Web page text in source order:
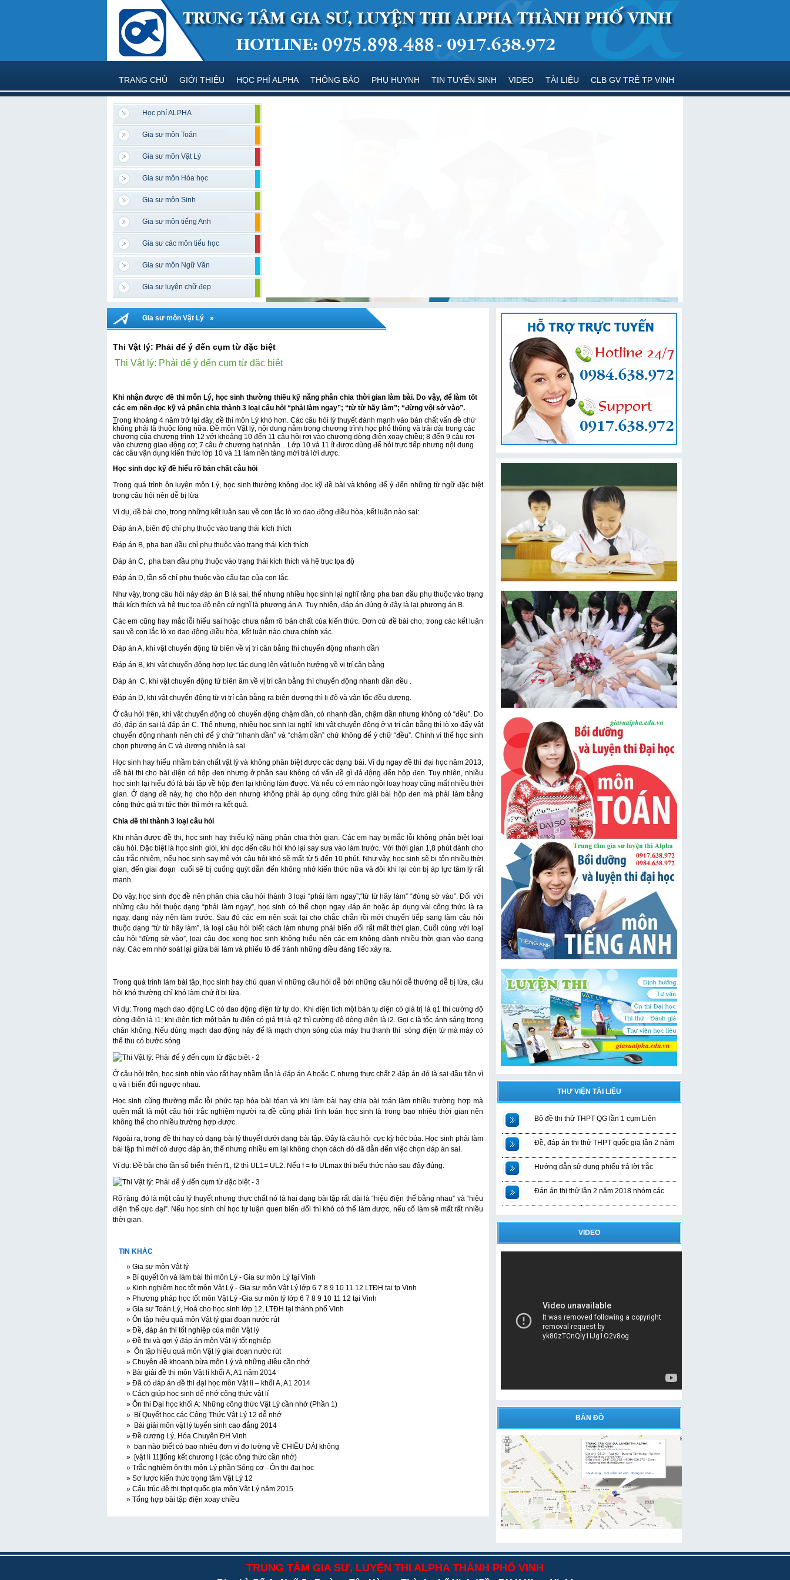
TRANG CHỦ GIỚI THIỆU HỌC PHÍ ALPHA THÔNG BÁO PHỤ HUYNH TIN TUYỂN SINH VIDEO TÀI LIỆU CLB GV TRẺ TP VINH
Học phí ALPHA
Gia sư môn Toán
Gia sư môn Vật Lý
Gia sư môn Hóa học
Gia sư môn Sinh
Gia sư môn tiếng Anh
Gia sư các môn tiểu học
Gia sư môn Ngữ Văn
Gia sư luyện chữ đẹp
Gia sư môn Vật Lý »
Thi Vật lý: Phải để ý đến cụm từ đặc biệt
Thi Vật lý: Phải để ý đến cụm từ đặc biệt
Khi nhận được đề thi môn Lý, học sinh thường thiếu kỹ năng phân chia thời gian làm bài. Do vậy, để làm tốt
các em nên đọc kỹ và phân chia thành 3 loại câu hỏi “phải làm ngay”; “từ từ hãy làm”; “đừng vội sờ vào”.
Trong khoảng 4 năm trở lại đây, đề thi môn Lý khó hơn. Các câu hỏi lý thuyết đánh mạnh vào bản chất vấn đề chứ
không phải là thuộc lòng nữa. Đề môn Vật lý, nội dung nằm trong chương trình học phổ thông và trải dài trong các
chương của chương trình 12 với khoảng 10 đến 11 câu hỏi rơi vào chương dòng điện xoay chiều; 8 đến 9 câu rơi
vào chương giao động cơ; 7 câu ở chương hạt nhân…Lớp 10 và 11 ít được dùng để hỏi trực tiếp nhưng nội dung
các câu vận dụng kiến thức lớp 10 và 11 làm nền tảng mới trả lời được.
Học sinh dọc kỹ đề hiểu rõ bản chất câu hỏi
Trong quá trình ôn luyện môn Lý, học sinh thường không đọc kỹ đề bài và không để ý đến những từ ngữ đặc biệt
trong câu hỏi nên dễ bị lừa
Ví dụ, đề bài cho, trong những kết luận sau về con lắc lò xo dao động điều hòa, kết luận nào sai:
Đáp án A, biên độ chỉ phụ thuộc vào trạng thái kích thích
Đáp án B, pha ban đầu chỉ phụ thuộc vào trạng thái kích thích
Đáp án C, pha ban đầu phụ thuộc vào trạng thái kích thích và hệ trục tọa độ
Đáp án D, tần số chỉ phụ thuộc vào cấu tạo của con lắc.
Như vậy, trong câu hỏi này đáp án B là sai, thế nhưng nhiều học sinh lại nghĩ rằng pha ban đầu phụ thuộc vào trạng
thái kích thích và hệ trục tọa độ nên cứ nghĩ là phương án A. Tuy nhiên, đáp án đúng ở đây là lại phương án B.
Các em cũng hay mắc lỗi hiểu sai hoặc chưa nắm rõ bản chất của kiến thức. Đơn cử đề bài cho, trong các kết luận
sau về con lắc lò xo dao động điều hòa, kết luận nào chưa chính xác.
Đáp án A, khi vật chuyển động từ biên về vị trí cân bằng thì chuyển động nhanh dần
Đáp án B, khi vật chuyển động hợp lực tác dụng lên vật luôn hướng về vị trí cân bằng
Đáp án C, khi vật chuyển động từ biên âm về vị trí cân bằng thì chuyển động nhanh dần đều .
Đáp án D, khi vật chuyển động từ vị trí cân bằng ra biên dương thì li độ và vận tốc đều dương.
Ở câu hỏi trên, khi vật chuyển động có chuyển động chậm dần, có nhanh dần, chậm dần nhưng không có “đều”. Do
đó, đáp án sai là đáp án C. Thế nhưng, nhiều học sinh lại nghĩ khi vật chuyển động ở vị trí cân bằng thì lò xo đẩy vật
chuyển động nhanh nên chỉ để ý chữ “nhanh dần” và “chậm dần” chứ không để ý chữ “đều”. Chính vì thế học sinh
chọn phương án C và đương nhiên là sai.
Học sinh hay hiểu nhầm bản chất vật lý và không phân biệt được các dạng bài. Ví dụ ngay đề thi đại học năm 2013,
đề bài thi cho bài điện có hộp đen nhưng ở phần sau không có vấn đề gì đả động đến hộp đen. Tuy nhiên, nhiều
học sinh lại hiểu đó là bài tập về hộp đen lại không làm được. Và nếu có em nào ngồi loay hoay cũng mất nhiều thời
gian. Ở dạng đề này, họ cho hộp đen nhưng không phải áp dụng công thức giải bài hộp đen mà phải làm bằng
công thức giá trị tức thời thì mới ra kết quả.
Chia đề thi thành 3 loại câu hỏi
Khi nhận được đề thi, học sinh hay thiếu kỹ năng phân chia thời gian. Các em hay bị mắc lỗi không phân biệt loại
câu hỏi. Đặc biệt là học sinh giỏi, khi đọc đến câu hỏi khó lại say sưa vào làm trước. Với thời gian 1,8 phút dành cho
câu trắc nhiệm, nếu học sinh say mê với câu hỏi khó sẽ mất từ 5 đến 10 phút. Như vậy, học sinh sẽ bị tốn nhiều thời
gian, đến giai đoạn cuối sẽ bị cuống quýt dẫn đến không nhớ kiến thức nữa và đôi khi lại còn bị áp lực tâm lý rất
mạnh.
Do vậy, học sinh đọc đề nên phân chia câu hỏi thành 3 loại “phải làm ngay”;“từ từ hãy làm” “đừng sờ vào”. Đối với
những câu hỏi thuộc dạng “phải làm ngay”, học sinh có thể chọn ngay đáp án hoặc áp dụng vài công thức là ra
ngay, dạng này nên làm trước. Sau đó các em nên soát lại cho chắc chắn rồi mới chuyển tiếp sang làm câu hỏi
thuộc dạng “từ từ hãy làm”, là loại câu hỏi biết cách làm nhưng phải biến đổi rất mất thời gian. Cuối cùng với loại
câu hỏi “đừng sờ vào”, loại câu đọc xong học sinh không hiểu nên các em không dành nhiều thời gian vào dạng
này. Các em nhớ soát lại giữa bài làm và phiếu tô để tránh những điều đáng tiếc xảy ra.
Trong quá trình làm bài tập, học sinh hay chủ quan vì những câu hỏi dễ bởi những câu hỏi dễ thường dễ bị lừa, câu
hỏi khó thường chỉ khó làm chứ ít bị lừa.
Ví dụ: Trong mạch dao động LC có dao động điện từ tự do. Khi điện tích một bản tụ điện có giá trị là q1 thì cường độ
dòng điện là i1; khi điện tích một bản tụ điện có giá trị là q2 thì cường độ dòng điện là i2. Gọi c là tốc ánh sáng trong
chân không. Nếu dùng mạch dao động này để là mạch chọn sóng của máy thu thanh thì sóng điện từ mà máy có
thể thu có bước sóng
Ở câu hỏi trên, học sinh nhìn vào rất hay nhầm lẫn là đáp án A hoặc C nhưng thực chất 2 đáp án đó là sai đầu tiên vì
q và i biến đổi ngược nhau.
Học sinh cũng thường mắc lỗi phức tạp hóa bài tóan và khi làm bài hay chia bài toán làm nhiều trường hợp mà
quên mất là một câu hỏi trắc nghiệm người ra đề cũng phải tính toán học sinh là trong bao nhiêu thời gian nên
không thể cho nhiều trường hợp được.
Ngoài ra, trong đề thi hay có dạng bài lý thuyết dưới dạng bài tập. Đây là câu hỏi cực kỳ hóc búa. Học sinh phải làm
bài tập thì mới có được đáp án, thế nhưng nhiều em lại không chọn cách đó đã dẫn đến việc chọn đáp án sai.
Ví dụ: Đề bài cho tần số biến thiên f1, f2 thì UL1= UL2. Nếu f = fo ULmax thì biểu thức nào sau đây đúng.
Rõ ràng đó là một câu lý thuyết nhưng thực chất nó là hai dạng bài tập rất dài là “hiệu điện thế bằng nhau” và “hiệu
điện thế cực đại”. Nếu học sinh chỉ học tự luận quen biến đổi thì khó có thể làm được, nếu cố làm sẽ mất rất nhiều
thời gian.
TIN KHÁC
» Gia sư môn Vật lý
» Bí quyết ôn và làm bài thi môn Lý - Gia sư môn Lý tại Vinh
» Kinh nghiệm học tốt môn Vật Lý - Gia sư môn Vật Lý lớp 6 7 8 9 10 11 12 LTĐH tai tp Vinh
» Phương pháp học tốt môn Vật Lý -Gia sư môn lý lớp 6 7 8 9 10 11 12 tại Vinh
» Gia sư Toán Lý, Hoá cho học sinh lớp 12, LTĐH tại thành phố VInh
» Ôn tập hiệu quả môn Vật lý giai đoạn nước rút
» Đề, đáp án thi tốt nghiệp của môn Vật lý
» Đề thi và gợi ý đáp án môn Vật lý tốt nghiệp
» Ôn tập hiệu quả môn Vật lý giai đoạn nước rút
» Chuyên đề khoanh bừa môn Lý và những điều cần nhớ
» Bài giải đề thi môn Vật lí khối A, A1 năm 2014
» Đã có đáp án đề thi đại học môn Vật lí – khối A, A1 2014
» Cách giúp học sinh dể nhớ công thức vật lí
» Ôn thi Đại học khối A: Những công thức Vật Lý cần nhớ (Phần 1)
» Bí Quyết học các Công Thức Vật Lý 12 dễ nhớ
» Bài giải môn vật lý tuyển sinh cao đẳng 2014
» Đề cương Lý, Hóa Chuyên ĐH Vinh
» bạn nào biết có bao nhiêu đơn vị đo lường về CHIỀU DÀI không
» [vật lí 11]tổng kết chương I (các công thức cần nhớ)
» Trắc nghiệm ôn thi môn Lý phần Sóng cơ - Ôn thi đại học
» Sơ lược kiến thức trọng tâm Vật Lý 12
» Cấu trúc đề thi thpt quốc gia môn Vật Lý năm 2015
» Tổng hợp bài tập điện xoay chiều
THƯ VIỆN TÀI LIỆU
Bộ đề thi thử THPT QG lần 1 cụm Liên
trường
Đề, đáp án thi thử THPT quốc gia lần 2 năm
2019 bài thi KHTN của liên trường
Hướng dẫn sử dụng phiếu trả lời trắc
nghiệm
Đán án thi thử lần 2 năm 2018 nhóm các
trường THPT Nghệ An
VIDEO
BẢN ĐỒ
TRUNG TÂM GIA SƯ, LUYỆN THI ALPHA THÀNH PHỐ VINH